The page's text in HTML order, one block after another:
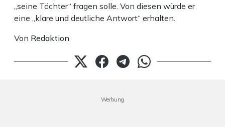
„seine Töchter“ fragen solle. Von diesen würde er
eine „klare und deutliche Antwort“ erhalten.
Von Redaktion
Werbung